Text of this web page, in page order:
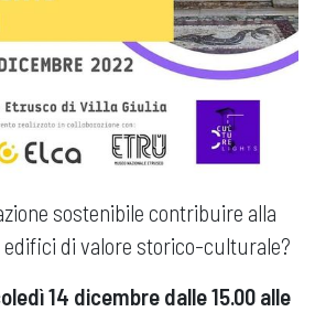
sostenibile contribuire alla
edifici di valore storico-culturale?
14 dicembre dalle 15.00 alle